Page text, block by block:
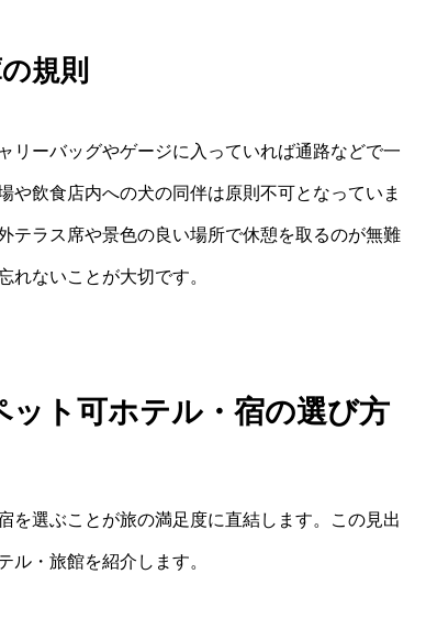
規則
リーバッグやゲージに入っていれば通路などで一
飲食店内への犬の同伴は原則不可となっていま
テラス席や景色の良い場所で休憩を取るのが無難
れないことが大切です。
ット可ホテル・宿の選び方
を選ぶことが旅の満足度に直結します。この見出
ル・旅館を紹介します。